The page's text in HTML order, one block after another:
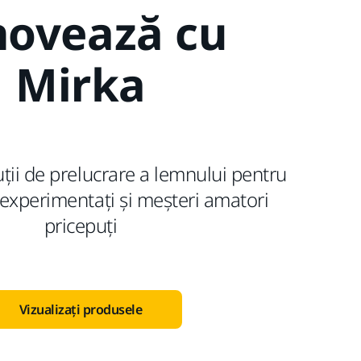
cu
Mirka
de prelucrare a lemnului pentru
și meșteri amatori
pricepuți
Vizualizați produsele